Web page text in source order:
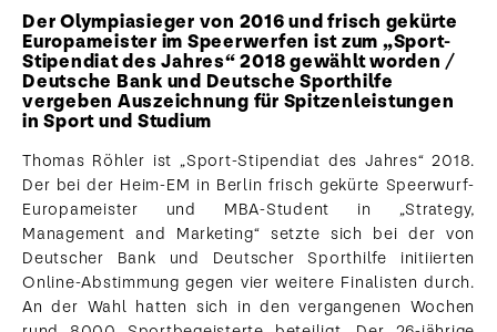
Der Olympiasieger von 2016 und frisch gekürte
Europameister im Speerwerfen ist zum „Sport-
Stipendiat des Jahres“ 2018 gewählt worden /
Deutsche Bank und Deutsche Sporthilfe
vergeben Auszeichnung für Spitzenleistungen
in Sport und Studium
Thomas Röhler ist „Sport-Stipendiat des Jahres“ 2018.
Der bei der Heim-EM in Berlin frisch gekürte Speerwurf-
Europameister und MBA-Student in „Strategy,
Management and Marketing“ setzte sich bei der von
Deutscher Bank und Deutscher Sporthilfe initiierten
Online-Abstimmung gegen vier weitere Finalisten durch.
An der Wahl hatten sich in den vergangenen Wochen